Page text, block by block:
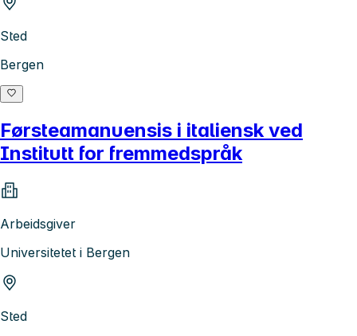
Sted
Bergen
Førsteamanuensis i italiensk ved
Institutt for fremmedspråk
Arbeidsgiver
Universitetet i Bergen
Sted